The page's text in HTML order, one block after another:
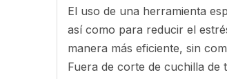
El uso de una herramienta
así como para reducir el
manera más eficiente, sin
Fuera de corte de cuchilla de